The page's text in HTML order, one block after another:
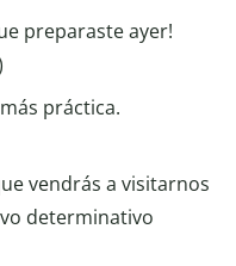
preparaste ayer!
práctica.
vendrás a visitarnos
determinativo